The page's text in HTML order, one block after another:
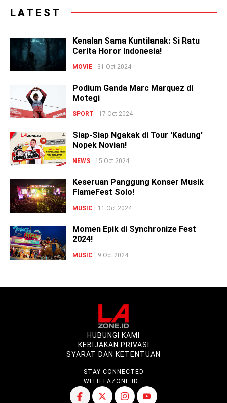
LATEST
Kenalan Sama Kuntilanak: Si Ratu
Cerita Horor Indonesia!
MOVIE 31 Oct 2024
Podium Ganda Marc Marquez di
Motegi
SPORT 17 Oct 2024
Siap-Siap Ngakak di Tour 'Kadung'
Nopek Novian!
NEWS 15 Oct 2024
Keseruan Panggung Konser Musik
FlameFest Solo!
MUSIC 11 Oct 2024
Momen Epik di Synchronize Fest
2024!
MUSIC 9 Oct 2024
HUBUNGI KAMI
KEBIJAKAN PRIVASI
SYARAT DAN KETENTUAN
STAY CONNECTED
WITH LAZONE.ID